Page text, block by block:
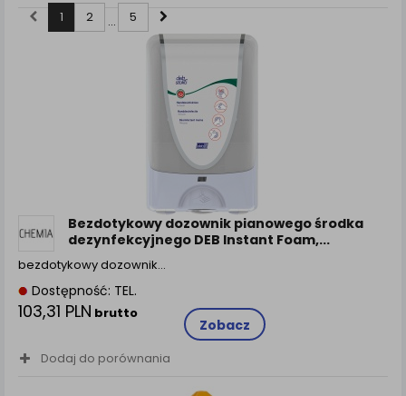
1 2 ... 5
Bezdotykowy dozownik pianowego środka
dezynfekcyjnego DEB Instant Foam,...
bezdotykowy dozownik…
Dostępność: TEL.
103,31 PLN brutto
Zobacz
Dodaj do porównania